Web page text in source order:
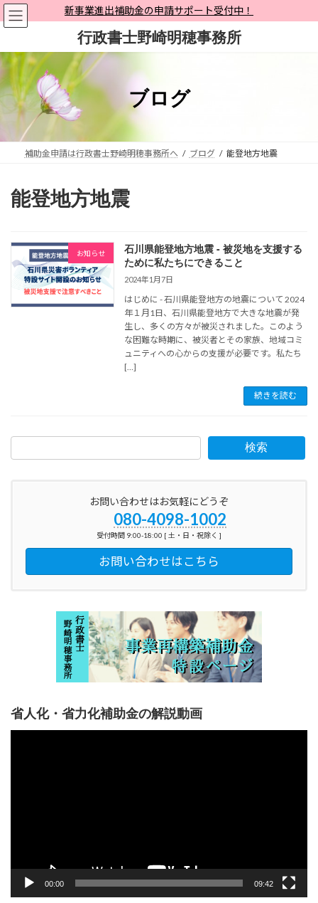
コ
ン
ン
ツ
へ
ス
キ
ッ
ナ
ビ
ー
シ
ョ
ン
に
移
新事業進出補助金の申請サポート受付中！
行政書士野崎明穂事務所
ブログ
補助金申請は行政書士野崎明穂事務所へ ブログ 能登地方地震
能登地方地震
お知らせ
石川県能登地方地震 - 被災地を支援する
ために私たちにできること
2024年1月7日
はじめに - 石川県能登地方の地震について 2024
年１月1日、石川県能登地方で大きな地震が発
生し、多くの方々が被災されました。このよう
な困難な時期に、被災者とその家族、地域コミ
ュニティへの心からの支援が必要です。私たち
[…]
続きを読む
検索
お問い合わせはお気軽にどうぞ
080-4098-1002
受付時間 9:00-18:00 [ 土・日・祝除く ]
お問い合わせはこちら
省人化・省力化補助金の解説動画
00:00 09:42